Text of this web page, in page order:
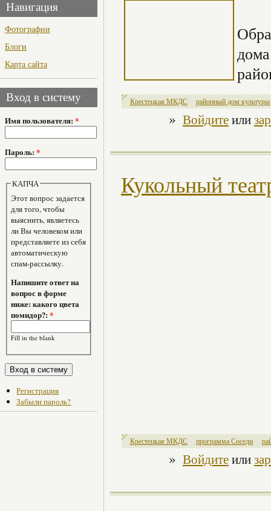
Навигация
Фотографии
Блоги
Карта сайта
Вход в систему
Имя пользователя: *
Пароль: *
КАПЧА
Этот вопрос задается
для того, чтобы
выяснить, являетесь
ли Вы человеком или
представляете из себя
автоматическую
спам-рассылку.
Напишите ответ на
вопрос в форме
ниже: какого цвета
помидор?:*
Fill in the blank
Регистрация
Забыли пароль?
Крестецкая МКДС районный дом культуры
» Войдитеили
Кукольный
Крестецкая МКДС программа Соседи
» Войдитеили